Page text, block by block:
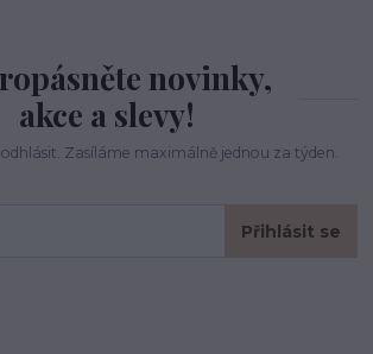
novinky,
akce a slevy!
odhlásit. Zasíláme maximálně jednou za týden.
Přihlásit se